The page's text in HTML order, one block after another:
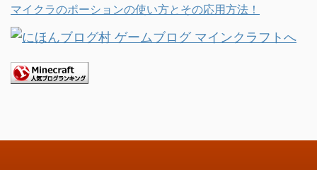
マイクラのポーションの使い方とその応用方法！